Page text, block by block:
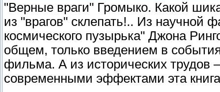
"Верные враги" Громыко. Какой
из "врагов" склепать!.. Из научной
космического пузырька" Джона
общем, только введением в
фильма. А из исторических
современными эффектами эта